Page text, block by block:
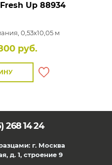
Up 88934
0,53x10,05 м
руб.
268 14 24
г. Москва
д. 1, строение 9